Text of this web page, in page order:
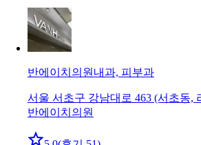
반에이치의원 내과, 피부과
서울 서초구 강남대로 463 (서초동,
반에이치의원